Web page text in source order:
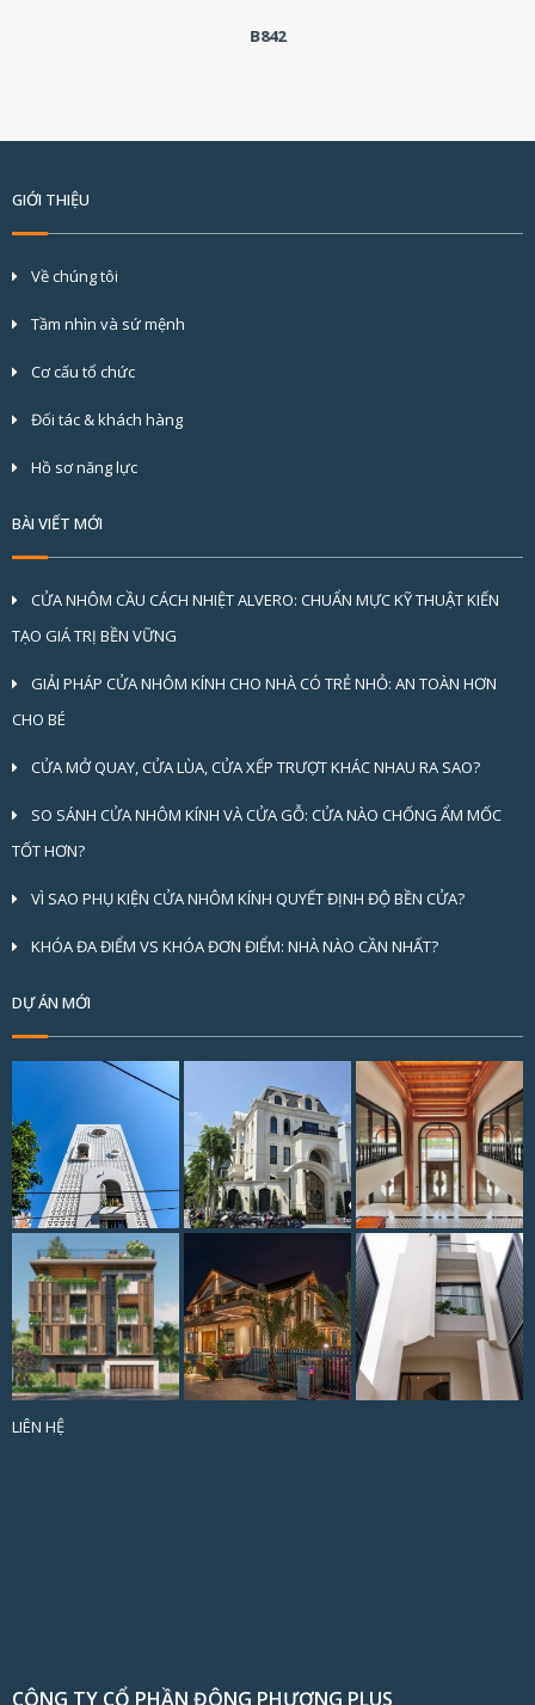
B842
GIỚI THIỆU
Về chúng tôi
Tầm nhìn và sứ mệnh
Cơ cấu tổ chức
Đối tác & khách hàng
Hồ sơ năng lực
BÀI VIẾT MỚI
CỬA NHÔM CẦU CÁCH NHIỆT ALVERO: CHUẨN MỰC KỸ THUẬT KIẾN
TẠO GIÁ TRỊ BỀN VỮNG
GIẢI PHÁP CỬA NHÔM KÍNH CHO NHÀ CÓ TRẺ NHỎ: AN TOÀN HƠN
CHO BÉ
CỬA MỞ QUAY, CỬA LÙA, CỬA XẾP TRƯỢT KHÁC NHAU RA SAO?
SO SÁNH CỬA NHÔM KÍNH VÀ CỬA GỖ: CỬA NÀO CHỐNG ẨM MỐC
TỐT HƠN?
VÌ SAO PHỤ KIỆN CỬA NHÔM KÍNH QUYẾT ĐỊNH ĐỘ BỀN CỬA?
KHÓA ĐA ĐIỂM VS KHÓA ĐƠN ĐIỂM: NHÀ NÀO CẦN NHẤT?
DỰ ÁN MỚI
LIÊN HỆ
CÔNG TY CỔ PHẦN ĐÔNG PHƯƠNG PLUS